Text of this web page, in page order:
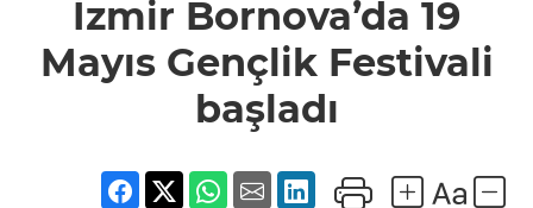
Gençlik
Festivali
başladı
İzmir Bornova’da 19
Mayıs Gençlik Festivali
başladı